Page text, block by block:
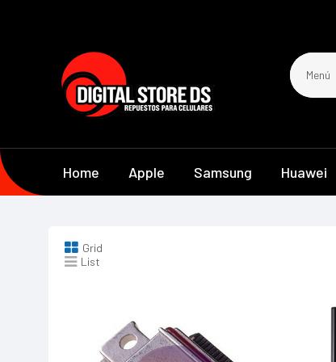
Menú
Home Apple Samsung Huawei
Grid
List